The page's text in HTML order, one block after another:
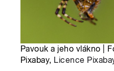
Pavouk a jeho vlákno |
Pixabay, Licence